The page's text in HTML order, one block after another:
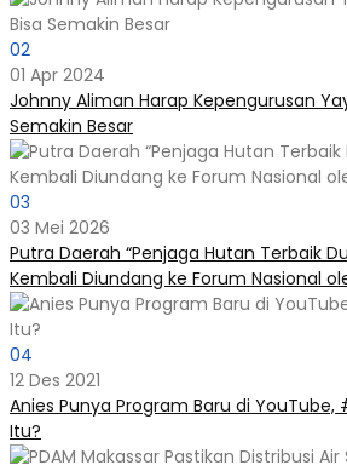
02
01 Apr 2024
Johnny Aliman Harap Kepengurusan
Semakin Besar
03
03 Mei 2026
Putra Daerah “Penjaga Hutan Terbaik
Kembali Diundang ke Forum Nasional
04
12 Des 2021
Anies Punya Program Baru di
Itu?